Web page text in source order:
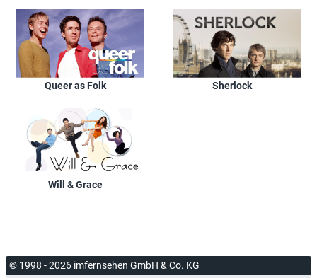
Queer as Folk Sherlock
Will & Grace
© 1998 - 2026 imfernsehen GmbH & Co. KG